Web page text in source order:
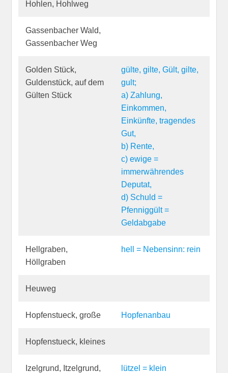
Hohlen, Hohlweg
Gassenbacher Wald,
Gassenbacher Weg
Golden Stück,
Guldenstück, auf dem
Gülten Stück
gülte, gilte, Gült, gilte,
gult;
a) Zahlung,
Einkommen,
Einkünfte, tragendes
Gut,
b) Rente,
c) ewige =
immerwährendes
Deputat,
d) Schuld =
Pfenniggült =
Geldabgabe
Hellgraben,
Höllgraben
hell = Nebensinn: rein
Heuweg
Hopfenstueck, große Hopfenanbau
Hopfenstueck, kleines
Izelgrund, Itzelgrund,
lützel = klein